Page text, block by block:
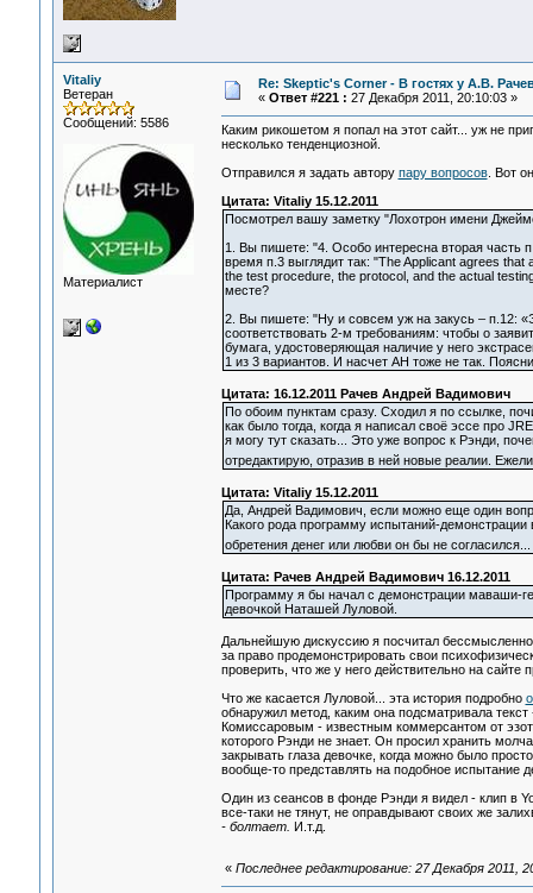
Vitaliy
Ветеран
Сообщений: 5586
Материалист
Re: Skeptic's Corner - В гостях у А.В.
« Ответ #221 : 27 Декабря 2011, 20:10:03 »
Каким рикошетом я попал на этот сайт... уж не
несколько тенденциозной.
Отправился я задать автору пару вопросов. Вот
Цитата: Vitaliy 15.12.2011
Посмотрел вашу заметку "Лохотрон имени
1. Вы пишете: "4. Особо интересна вторая часть
время п.3 выглядит так: "The Applicant agrees
the test procedure, the protocol, and the actual
месте?
2. Вы пишете: "Ну и совсем уж на закусь – п.12:
соответствовать 2-м требованиям: чтобы о
бумага, удостоверяющая наличие у него
1 из 3 вариантов. И насчет АН тоже не так.
Цитата: 16.12.2011 Рачев Андрей Вадимович
По обоим пунктам сразу. Сходил я по ссылке,
как было тогда, когда я написал своё эссе про
я могу тут сказать... Это уже вопрос к Рэнди,
отредактирую, отразив в ней новые реалии.
Цитата: Vitaliy 15.12.2011
Да, Андрей Вадимович, если можно еще один
Какого рода программу испытаний-
обретения денег или любви он бы не согласился...
Цитата: Рачев Андрей Вадимович 16.12.2011
Программу я бы начал с демонстрации маваши-
девочкой Наташей Луловой.
Дальнейшую дискуссию я посчитал
за право продемонстрировать свои
проверить, что же у него действительно на
Что же касается Луловой... эта история подробно
обнаружил метод, каким она подсматривала
Комиссаровым - известным коммерсантом от
которого Рэнди не знает. Он просил хранить
закрывать глаза девочке, когда можно было
вообще-то представлять на подобное испытание
Один из сеансов в фонде Рэнди я видел - клип в
все-таки не тянут, не оправдывают своих же
- болтает.
И.т.д.
« Последнее редактирование: 27 Декабря 2011,